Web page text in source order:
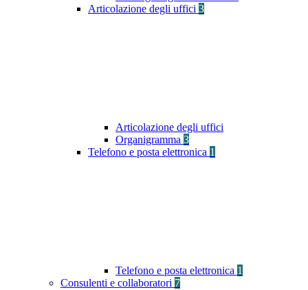
Articolazione degli uffici 3
Articolazione degli uffici
Organigramma 3
Telefono e posta elettronica 1
Telefono e posta elettronica 1
Consulenti e collaboratori 7